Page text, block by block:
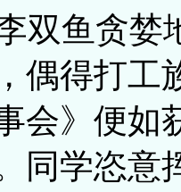
双鱼贪婪
偶得打工
会》便
同学恣意